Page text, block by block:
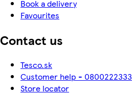
Book a delivery
Favourites
Contact us
Tesco.sk
Customer help - 0800222333
Store locator